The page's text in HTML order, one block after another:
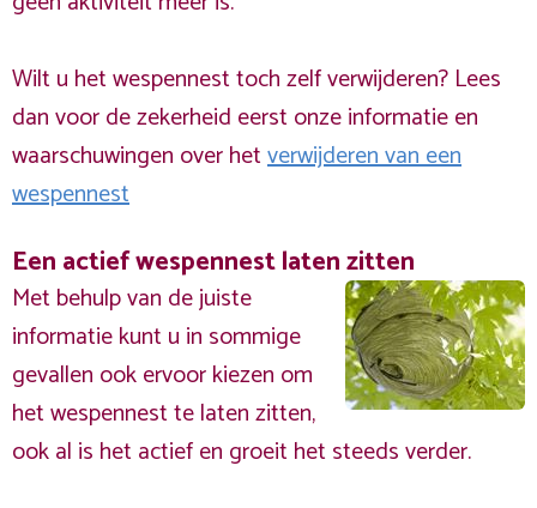
Wilt u het wespennest toch zelf verwijderen? Lees
dan voor de zekerheid eerst onze informatie en
waarschuwingen over hetverwijderen van een
wespennest
Een actief wespennest laten zitten
Met behulp van de juiste
informatie kunt u in sommige
gevallen ook ervoor kiezen om
het wespennest te laten zitten,
ook al is het actief en groeit het steeds verder.